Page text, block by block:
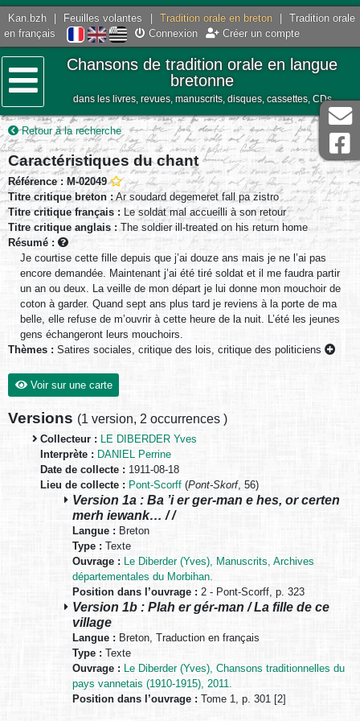
Kan.bzh Feuilles volantes Tradition orale en breton
Tradition orale
en français
Connexion Créer un compte
Menu
Chansons de tradition orale en langue
bretonne
dans les livres, revues, manuscrits, disques, cassettes, CDs
Retour à la recherche
Caractéristiques du chant
Référence : M-02049
Titre critique breton : Ar soudard degemeret fall pa zistro
Titre critique français : Le soldat mal accueilli à son retour
Titre critique anglais : The soldier ill-treated on his return home
Résumé :
Je courtise cette fille depuis que j’ai douze ans mais je ne l’ai pas
encore demandée. Maintenant j’ai été tiré soldat et il me faudra partir
un an ou deux. La veille de mon départ je lui donne mon mouchoir de
coton à garder. Quand sept ans plus tard je reviens à la porte de ma
belle, elle refuse de m’ouvrir à cette heure de la nuit. L’été les jeunes
gens échangeront leurs mouchoirs.
Thèmes : Satires sociales, critique des lois, critique des politiciens
Voir sur une carte
Versions (1 version, 2 occurrences )
Collecteur : LE DIBERDER Yves
Interprète : DANIEL Perrine
Date de collecte : 1911-08-18
Lieu de collecte : Pont-Scorff (Pont-Skorf, 56)
Version 1a : Ba ’i er ger-man e hes, or certen
merh iewank… / /
Langue : Breton
Type : Texte
Ouvrage : Le Diberder (Yves), Manuscrits, Archives
départementales du Morbihan.
Position dans l’ouvrage : 2 - Pont-Scorff, p. 323
Version 1b : Plah er gér-man / La fille de ce
village
Langue : Breton, Traduction en français
Type : Texte
Ouvrage : Le Diberder (Yves), Chansons traditionnelles du
pays vannetais (1910-1915), 2011.
Position dans l’ouvrage : Tome 1, p. 301 [2]